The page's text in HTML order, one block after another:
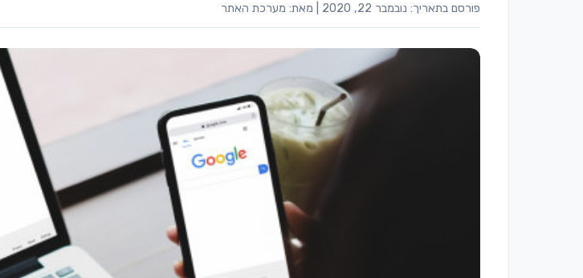
פורסם בתאריך: נובמבר 22, 2020 מאת: מערכת האתר